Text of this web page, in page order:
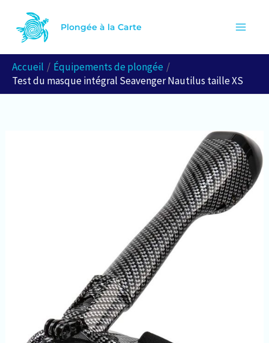
contenu
Plongée à la Carte
Accueil
Équipements de plongée
Test du masque intégral Seavenger Nautilus taille XS
Rechercher